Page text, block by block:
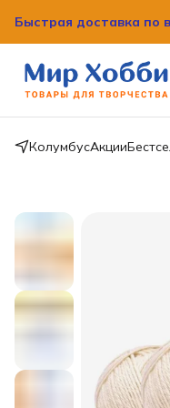
Быстрая доставка по
КолумбусАкции